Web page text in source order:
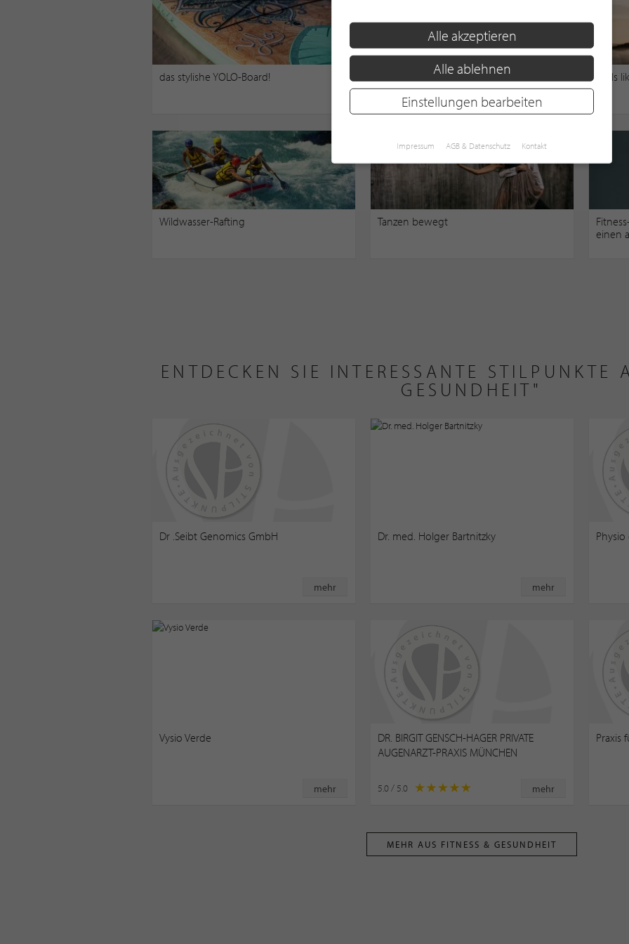
das stylishe YOLO-Board! POLO - Torjagd zu Pferd Feels
Wildwasser-Rafting Tanzen bewegt
einen
ENTDECKEN SIE INTERESSANTE STILPUNKTE
GESUNDHEIT"
Dr .Seibt Genomics GmbH
mehr
Dr. med. Holger Bartnitzky
mehr
Vysio Verde
mehr
DR. BIRGIT GENSCH-HAGER PRIVATE
AUGENARZT-PRAXIS MÜNCHEN
5.0 / 5.0 mehr
Praxis
MEHR AUS FITNESS & GESUNDHEIT
Alle akzeptieren
Alle ablehnen
Einstellungen bearbeiten
Impressum AGB & Datenschutz Kontakt